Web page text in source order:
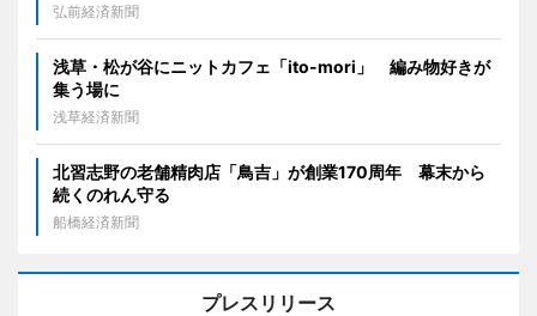
弘前経済新聞
浅草・松が谷にニットカフェ「ito-mori」 編み物好きが
集う場に
浅草経済新聞
北習志野の老舗精肉店「鳥吉」が創業170周年 幕末から
続くのれん守る
船橋経済新聞
プレスリリース